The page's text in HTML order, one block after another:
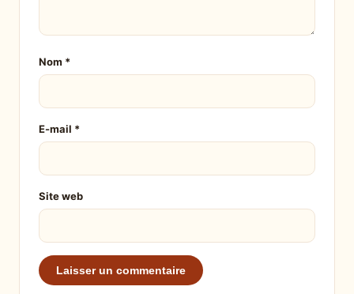
Nom *
E-mail *
Site web